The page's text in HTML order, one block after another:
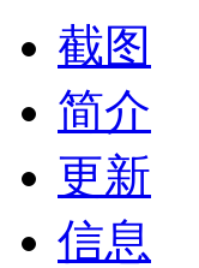
截图
简介
更新
信息